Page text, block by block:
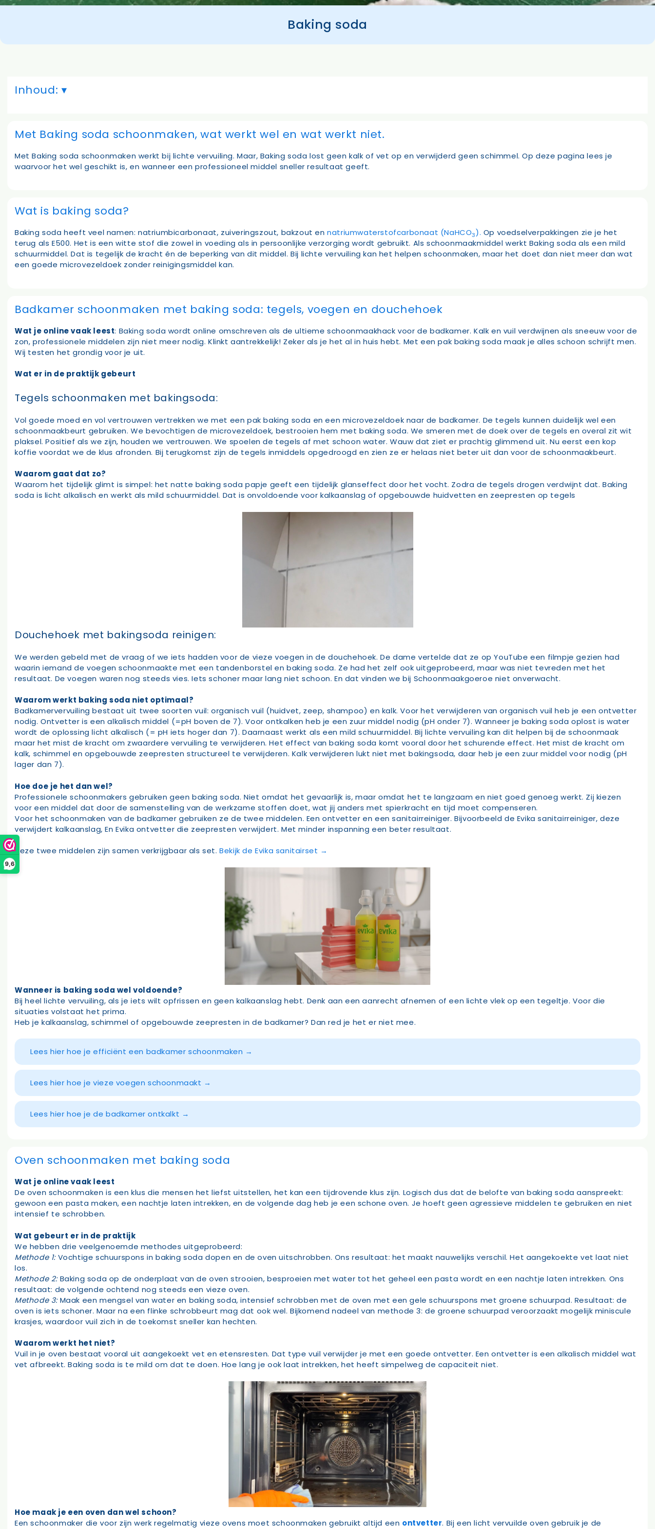
9,6
Baking soda
Inhoud:
Met Baking soda schoonmaken, wat werkt wel en wat werkt niet.
Met Baking soda schoonmaken werkt bij lichte vervuiling. Maar, Baking soda lost geen kalk of vet op en verwijderd geen schimmel. Op deze pagina lees je
waarvoor het wel geschikt is, en wanneer een professioneel middel sneller resultaat geeft.
Wat is baking soda?
Baking soda heeft veel namen: natriumbicarbonaat, zuiveringszout, bakzout ennatriumwaterstofcarbonaat (NaHCO3). Op voedselverpakkingen zie je het
terug als E500. Het is een witte stof die zowel in voeding als in persoonlijke verzorging wordt gebruikt. Als schoonmaakmiddel werkt Baking soda als een mild
schuurmiddel. Dat is tegelijk de kracht én de beperking van dit middel. Bij lichte vervuiling kan het helpen schoonmaken, maar het doet dan niet meer dan wat
een goede microvezeldoek zonder reinigingsmiddel kan.
Badkamer schoonmaken met baking soda: tegels, voegen en douchehoek
Wat je online vaak leest: Baking soda wordt online omschreven als de ultieme schoonmaakhack voor de badkamer. Kalk en vuil verdwijnen als sneeuw voor de
zon, professionele middelen zijn niet meer nodig. Klinkt aantrekkelijk! Zeker als je het al in huis hebt. Met een pak baking soda maak je alles schoon schrijft men.
Wij testen het grondig voor je uit.
Wat er in de praktijk gebeurt
Tegels schoonmaken met bakingsoda:
Vol goede moed en vol vertrouwen vertrekken we met een pak baking soda en een microvezeldoek naar de badkamer. De tegels kunnen duidelijk wel een
schoonmaakbeurt gebruiken. We bevochtigen de microvezeldoek, bestrooien hem met baking soda. We smeren met de doek over de tegels en overal zit wit
plaksel. Positief als we zijn, houden we vertrouwen. We spoelen de tegels af met schoon water. Wauw dat ziet er prachtig glimmend uit. Nu eerst een kop
koffie voordat we de klus afronden. Bij terugkomst zijn de tegels inmiddels opgedroogd en zien ze er helaas niet beter uit dan voor de schoonmaakbeurt.
Waarom gaat dat zo?
Waarom het tijdelijk glimt is simpel: het natte baking soda papje geeft een tijdelijk glanseffect door het vocht. Zodra de tegels drogen verdwijnt dat. Baking
soda is licht alkalisch en werkt als mild schuurmiddel. Dat is onvoldoende voor kalkaanslag of opgebouwde huidvetten en zeepresten op tegels
Douchehoek met bakingsoda reinigen:
We werden gebeld met de vraag of we iets hadden voor de vieze voegen in de douchehoek. De dame vertelde dat ze op YouTube een filmpje gezien had
waarin iemand de voegen schoonmaakte met een tandenborstel en baking soda. Ze had het zelf ook uitgeprobeerd, maar was niet tevreden met het
resultaat. De voegen waren nog steeds vies. Iets schoner maar lang niet schoon. En dat vinden we bij Schoonmaakgoeroe niet onverwacht.
Waarom werkt baking soda niet optimaal?
Badkamervervuiling bestaat uit twee soorten vuil: organisch vuil (huidvet, zeep, shampoo) en kalk. Voor het verwijderen van organisch vuil heb je een ontvetter
nodig. Ontvetter is een alkalisch middel (=pH boven de 7). Voor ontkalken heb je een zuur middel nodig (pH onder 7). Wanneer je baking soda oplost is water
wordt de oplossing licht alkalisch (= pH iets hoger dan 7). Daarnaast werkt als een mild schuurmiddel. Bij lichte vervuiling kan dit helpen bij de schoonmaak
maar het mist de kracht om zwaardere vervuiling te verwijderen. Het effect van baking soda komt vooral door het schurende effect. Het mist de kracht om
kalk, schimmel en opgebouwde zeepresten structureel te verwijderen. Kalk verwijderen lukt niet met bakingsoda, daar heb je een zuur middel voor nodig (pH
lager dan 7).
Hoe doe je het dan wel?
Professionele schoonmakers gebruiken geen baking soda. Niet omdat het gevaarlijk is, maar omdat het te langzaam en niet goed genoeg werkt. Zij kiezen
voor een middel dat door de samenstelling van de werkzame stoffen doet, wat jij anders met spierkracht en tijd moet compenseren.
Voor het schoonmaken van de badkamer gebruiken ze de twee middelen. Een ontvetter en een sanitairreiniger. Bijvoorbeeld de Evika sanitairreiniger, deze
verwijdert kalkaanslag, En Evika ontvetter die zeepresten verwijdert. Met minder inspanning een beter resultaat.
Deze twee middelen zijn samen verkrijgbaar als set.Bekijk de Evika sanitairset →
Wanneer is baking soda wel voldoende?
Bij heel lichte vervuiling, als je iets wilt opfrissen en geen kalkaanslag hebt. Denk aan een aanrecht afnemen of een lichte vlek op een tegeltje. Voor die
situaties volstaat het prima.
Heb je kalkaanslag, schimmel of opgebouwde zeepresten in de badkamer? Dan red je het er niet mee.
Lees hier hoe je efficiënt een badkamer schoonmaken →
Lees hier hoe je vieze voegen schoonmaakt →
Lees hier hoe je de badkamer ontkalkt →
Oven schoonmaken met baking soda
Wat je online vaak leest
De oven schoonmaken is een klus die mensen het liefst uitstellen, het kan een tijdrovende klus zijn. Logisch dus dat de belofte van baking soda aanspreekt:
gewoon een pasta maken, een nachtje laten intrekken, en de volgende dag heb je een schone oven. Je hoeft geen agressieve middelen te gebruiken en niet
intensief te schrobben.
Wat gebeurt er in de praktijk
We hebben drie veelgenoemde methodes uitgeprobeerd:
Methode 1:Vochtige schuurspons in baking soda dopen en de oven uitschrobben. Ons resultaat: het maakt nauwelijks verschil. Het aangekoekte vet laat niet
los.
Methode 2:Baking soda op de onderplaat van de oven strooien, besproeien met water tot het geheel een pasta wordt en een nachtje laten intrekken. Ons
resultaat: de volgende ochtend nog steeds een vieze oven.
Methode 3:Maak een mengsel van water en baking soda, intensief schrobben met de oven met een gele schuurspons met groene schuurpad. Resultaat: de
oven is iets schoner. Maar na een flinke schrobbeurt mag dat ook wel. Bijkomend nadeel van methode 3: de groene schuurpad veroorzaakt mogelijk miniscule
krasjes, waardoor vuil zich in de toekomst sneller kan hechten.
Waarom werkt het niet?
Vuil in je oven bestaat vooral uit aangekoekt vet en etensresten. Dat type vuil verwijder je met een goede ontvetter. Een ontvetter is een alkalisch middel wat
vet afbreekt. Baking soda is te mild om dat te doen. Hoe lang je ook laat intrekken, het heeft simpelweg de capaciteit niet.
Hoe maak je een oven dan wel schoon?
Een schoonmaker die voor zijn werk regelmatig vieze ovens moet schoonmaken gebruikt altijd een ontvetter. Bij een licht vervuilde oven gebruik je de